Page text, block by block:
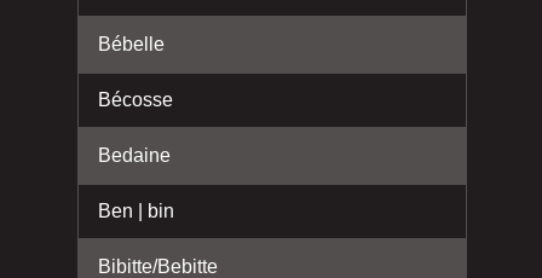
Bébelle
Bécosse
Bedaine
Ben | bin
Bibitte/Bebitte